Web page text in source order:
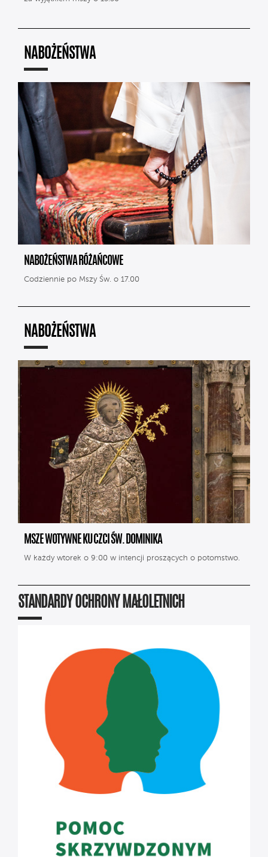
NABOŻEŃSTWA
NABOŻEŃSTWA RÓŻAŃCOWE
Codziennie po Mszy Św. o 17.00
NABOŻEŃSTWA
MSZE WOTYWNE KU CZCI ŚW. DOMINIKA
W każdy wtorek o 9:00 w intencji proszących o potomstwo.
STANDARDY OCHRONY MAŁOLETNICH